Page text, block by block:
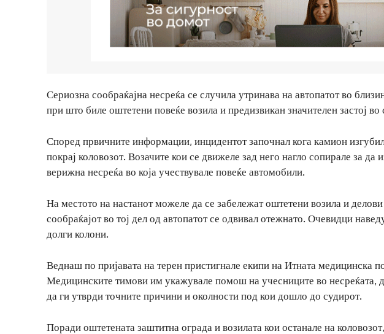
Сериозна сообраќајна несреќа се случила утринава на автопатот во
при што биле оштетени повеќе возила и предизвикан значителен застој во
Според првичните информации, инцидентот започнал кога камион
покрај коловозот. Возачите кои се движеле зад него нагло сопирале за
верижна несреќа во која учествувале повеќе автомобили.
На местото на настанот можеле да се забележат оштетени возила и
сообраќајот во тој дел од автопатот се одвивал отежнато. Очевидци
долги колони.
Веднаш по пријавата на терен пристигнале екипи на Итната медицинска
Медицинските тимови им укажувале помош на учесниците во несреќата,
да ги утврди точните причини и околности под кои дошло до судирот.
Поради оштетената заштитна ограда и возилата кои останале на